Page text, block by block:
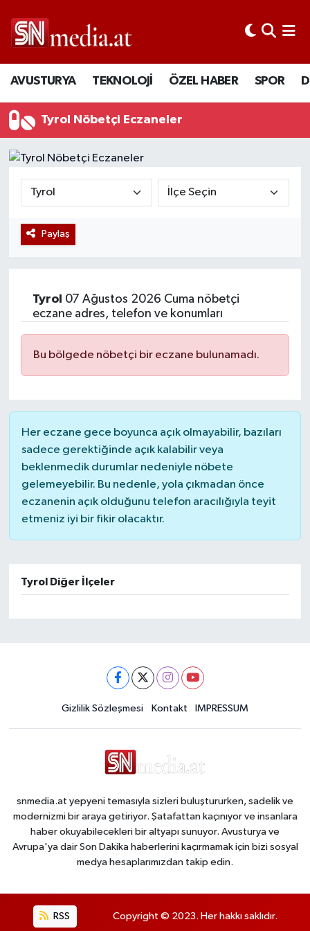
AVUSTURYA TEKNOLOJİ ÖZEL HABER SPOR
Tyrol Nöbetçi Eczaneler
Paylaş
Tyrol 07 Ağustos 2026 Cuma nöbetçi
eczane adres, telefon ve konumları
Bu bölgede nöbetçi bir eczane bulunamadı.
Her eczane gece boyunca açık olmayabilir, bazıları
sadece gerektiğinde açık kalabilir veya
beklenmedik durumlar nedeniyle nöbete
gelemeyebilir. Bu nedenle, yola çıkmadan önce
eczanenin açık olduğunu telefon aracılığıyla teyit
etmeniz iyi bir fikir olacaktır.
Tyrol Diğer İlçeler
Gizlilik Sözleşmesi Kontakt IMPRESSUM
snmedia.at yepyeni temasıyla sizleri buluştururken, sadelik ve
modernizmi bir araya getiriyor. Şatafattan kaçınıyor ve insanlara
haber okuyabilecekleri bir altyapı sunuyor. Avusturya ve
Avrupa'ya dair Son Dakika haberlerini kaçırmamak için bizi sosyal
medya hesaplarımızdan takip edin.
RSS Copyright © 2023. Her hakkı saklıdır.